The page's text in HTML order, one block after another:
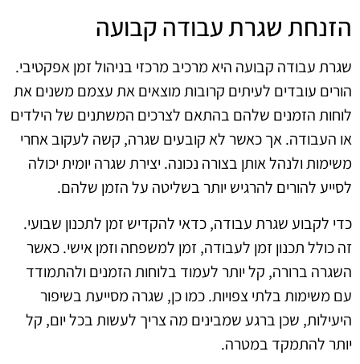
הזנחת שגרת עבודה קבועה
שגרת עבודה קבועה היא מרכיב מרכזי בניהול זמן אפקטיבי.
הורים עובדים לעיתים קרובות מוצאים את עצמם משנים את
לוחות הזמנים שלהם בהתאם לצרכים המשתנים של הילדים
או העבודה. אך כאשר לא קובעים שגרה, קשה לעקוב אחרי
משימות ולנהל אותן בצורה נכונה. יצירת שגרה יומית יכולה
לסייע להורים להרגיש יותר בשליטה על הזמן שלהם.
כדי לקבוע שגרת עבודה, כדאי להקדיש זמן לתכנון שבועי.
זה כולל תכנון זמן לעבודה, זמן למשפחה וזמן אישי. כאשר
השגרה ברורה, קל יותר לעמוד בלוחות הזמנים ולהתמודד
עם משימות בלתי צפויות. כמו כן, שגרה מסייעת בשיפור
היעילות, שכן ברגע שמבינים מה צריך לעשות בכל יום, קל
יותר להתמקד במטרה.